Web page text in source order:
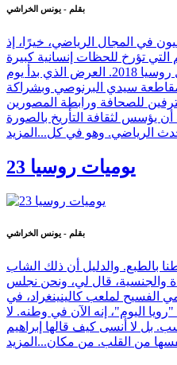
بقلم - يونس الخراشي
في المجال الرياضي، خيرًا، إذ
تؤرخ للحظات إنسانية كبيرة
عاشوها أثناء تغطيتهم لمونديال روسيا 2018. العرض الذي بدأ يوم
سيدي البرنوصي وبشراكة
للصحافة ورابطة المصورين
يؤسس لثقافة التأريخ بالصورة
الرياضي. وهو في كل... المزيد
يوميات روسيا 23
بقلم - يونس الخراشي
بالطبع. والدليل أن ذلك الشاب
والجنسية، قال لي، ونحن نجلس
الفسيح لملعب كالينينغراد، في
اليوم"، إنه الآن في وطنه. لا
بل لا أنسى كيف قالها إبراهيم
من القلب. من مكان... المزيد